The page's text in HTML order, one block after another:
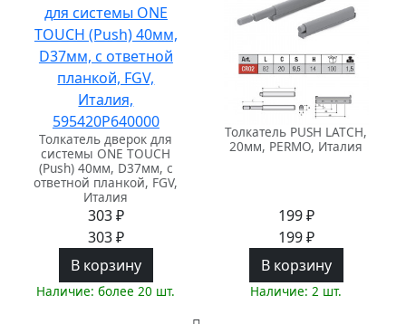
Толкатель дверок для
системы ONE TOUCH
(Push) 40мм, D37мм, c
ответной планкой, FGV,
Италия
303 ₽
303 ₽
В корзину
Наличие: более 20 шт.
Толкатель PUSH LATCH,
20мм, PERMO, Италия
199 ₽
199 ₽
В корзину
Наличие: 2 шт.